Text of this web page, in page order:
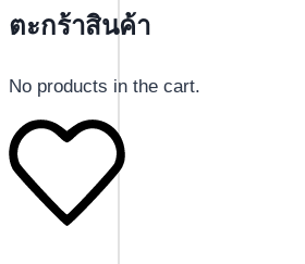
ตะกร้าสินค้า
No products in the cart.